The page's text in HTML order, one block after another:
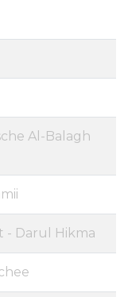
Al-Balagh
- Darul Hikma